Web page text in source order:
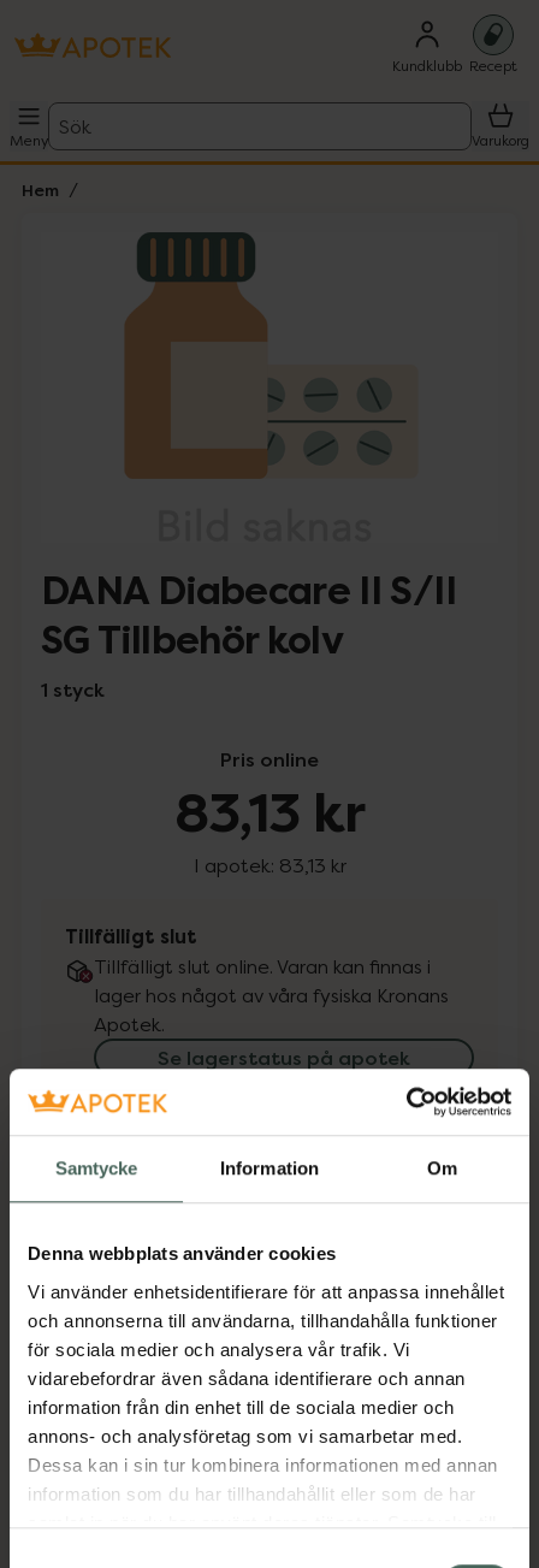
Samtycke Information Om
Denna webbplats använder cookies
Vi använder enhetsidentifierare för att anpassa innehållet
och annonserna till användarna, tillhandahålla funktioner
för sociala medier och analysera vår trafik. Vi
vidarebefordrar även sådana identifierare och annan
information från din enhet till de sociala medier och
annons- och analysföretag som vi samarbetar med.
Dessa kan i sin tur kombinera informationen med annan
information som du har tillhandahållit eller som de har
samlat in när du har använt deras tjänster. Samtycke till
Kundklubb Recept
Meny
Sök
Varukorg
Hem
Lista: . Innehåller 1 objekt.
DANA Diabecare II S/II
SG Tillbehör kolv
1 styck
Pris online
83,13 kr
I apotek: 83,13 kr
Tillfälligt slut
Tillfälligt slut online. Varan kan finnas i
lager hos något av våra fysiska Kronans
Apotek.
Se lagerstatus på apotek
Få mejl när varan finns i lager online
Din e-postadress
Jag accepterar villkoren
Spara
Aktuella erbjudanden
Beskrivning Dölj
Jämförpris 83,13 kr/st